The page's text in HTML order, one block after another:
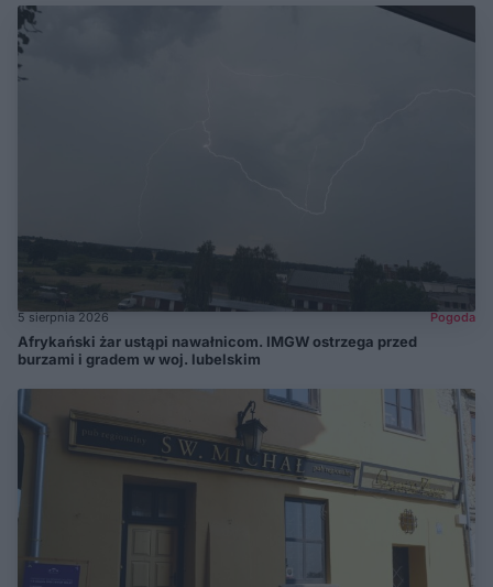
5 sierpnia 2026 Pogoda
Afrykański żar ustąpi nawałnicom. IMGW ostrzega przed
burzami i gradem w woj. lubelskim